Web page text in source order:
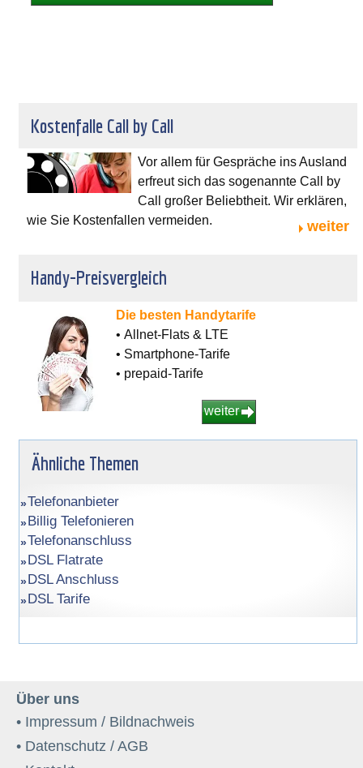
Kostenfalle Call by Call
Vor allem für Gespräche ins Ausland
erfreut sich das sogenannte Call by
Call großer Beliebtheit. Wir erklären,
wie Sie Kostenfallen vermeiden.
weiter
Handy-Preisvergleich
Die besten Handytarife
• Allnet-Flats & LTE
• Smartphone-Tarife
• prepaid-Tarife
weiter
Ähnliche Themen
Telefonanbieter
Billig Telefonieren
Telefonanschluss
DSL Flatrate
DSL Anschluss
DSL Tarife
Über uns
• Impressum / Bildnachweis
• Datenschutz / AGB